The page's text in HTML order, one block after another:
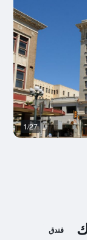
فندق
1/27